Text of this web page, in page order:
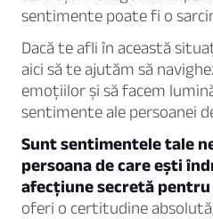
sentimente poate fi o
Dacă te afli în această
aici să te ajutăm să
emoțiilor și să facem
sentimente ale persoanei
Sunt sentimentele tale
persoana de care ești
afecțiune secretă
oferi o certitudine